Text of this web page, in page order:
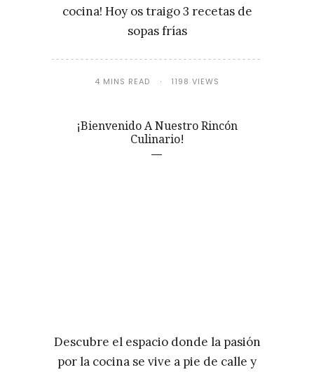
cocina! Hoy os traigo 3 recetas de
sopas frías
4 MINS READ 1198 VIEWS
¡Bienvenido A Nuestro Rincón
Culinario!
Descubre el espacio donde la pasión
por la cocina se vive a pie de calle y